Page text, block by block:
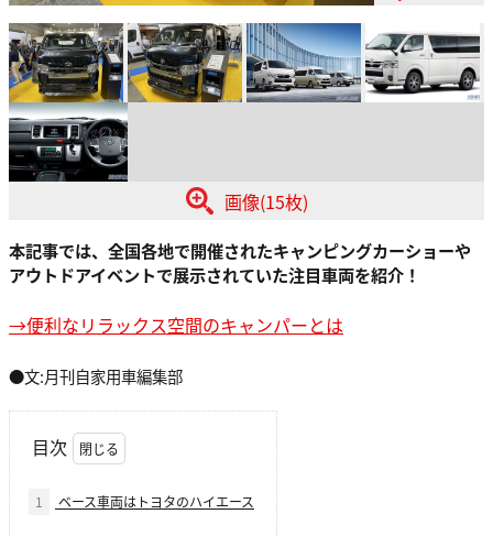
画像(15枚)
本記事では、全国各地で開催されたキャンピングカーショーや
アウトドアイベントで展示されていた注目車両を紹介！
→便利なリラックス空間のキャンパーとは
●文:月刊自家用車編集部
目次
1 ベース車両はトヨタのハイエース